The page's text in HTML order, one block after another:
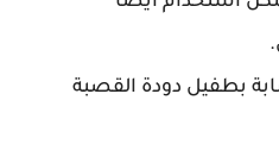
بطفيل دودة القصبة